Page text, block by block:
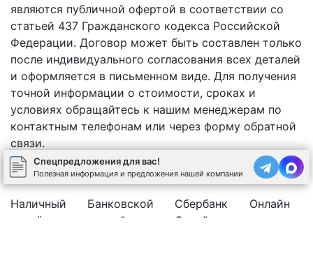
являются публичной офертой в соответствии со
статьей 437 Гражданского кодекса Российской
Федерации. Договор может быть составлен только
после индивидуального согласования всех деталей
и оформляется в письменном виде. Для получения
точной информации о стоимости, сроках и
условиях обращайтесь к нашим менеджерам по
контактным телефонам или через форму обратной
связи.
Наличный
расчёт
Банковской
картой
Сбербанк
Онлайн
Онлайн
Спецпредложения для вас!
Полезная информация и предложения нашей компании